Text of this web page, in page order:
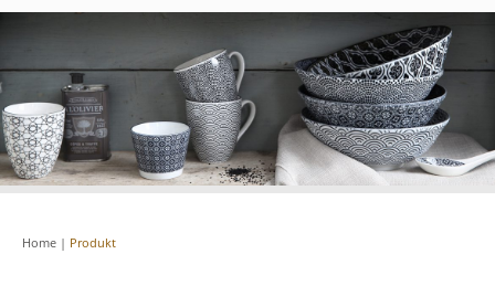
Home | Produkt